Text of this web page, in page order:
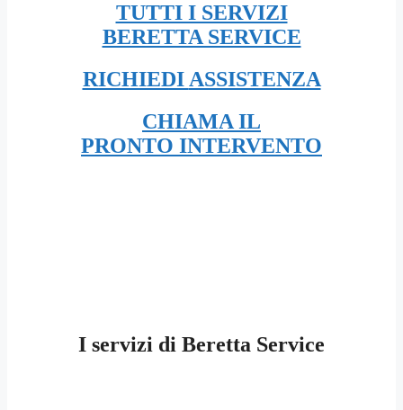
TUTTI I SERVIZI
BERETTA SERVICE
RICHIEDI ASSISTENZA
CHIAMA IL
PRONTO INTERVENTO
I servizi di Beretta Service